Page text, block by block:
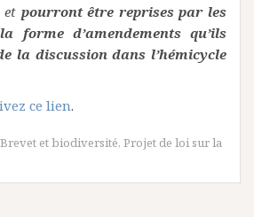
etpourront être reprises par les
forme d’amendements qu’ils
la discussion dans l’hémicycle
ce lien.
Brevet et biodiversité, Projet de loi sur la